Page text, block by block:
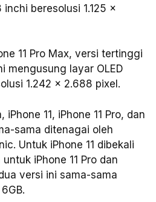
beresolusi 1.125 x
11 Pro Max, versi tertinggi
mengusung layar OLED
1.242 x 2.688 pixel.
11, iPhone 11 Pro, dan
sama ditenagai oleh
Untuk iPhone 11 dibekali
iPhone 11 Pro dan
versi ini sama-sama